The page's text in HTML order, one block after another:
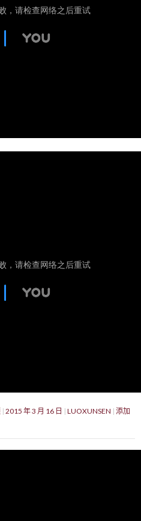
2015 年 3 月 16 日 LUOXUNSEN 添加